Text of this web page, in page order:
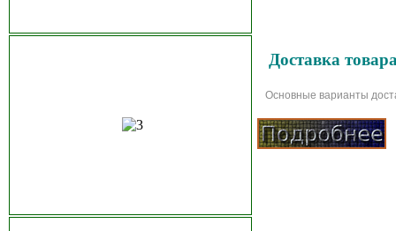
Доставка
Основные варианты